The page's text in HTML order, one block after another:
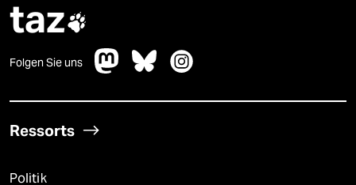
taz
Folgen Sie uns
Ressorts
Politik